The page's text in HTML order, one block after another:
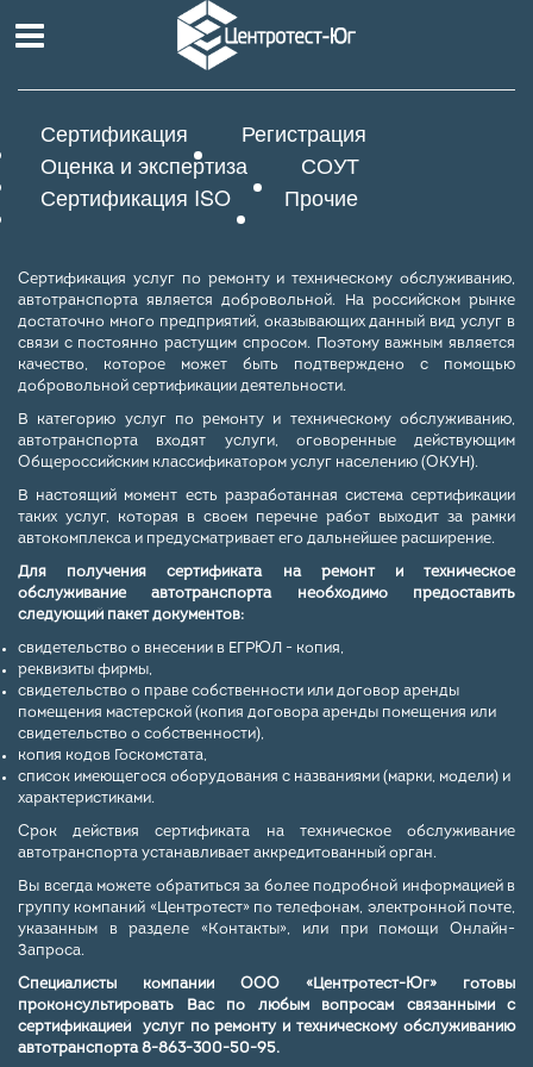
Сертификация
Регистрация
Оценка и экспертиза
СОУТ
Сертификация ISO
Прочие
Сертификация услуг по ремонту и техническому обслуживанию,
автотранспорта является добровольной. На российском рынке
достаточно много предприятий, оказывающих данный вид услуг в
связи с постоянно растущим спросом. Поэтому важным является
качество, которое может быть подтверждено с помощью
добровольной сертификации деятельности.
В категорию услуг по ремонту и техническому обслуживанию,
автотранспорта входят услуги, оговоренные действующим
Общероссийским классификатором услуг населению (ОКУН).
В настоящий момент есть разработанная система сертификации
таких услуг, которая в своем перечне работ выходит за рамки
автокомплекса и предусматривает его дальнейшее расширение.
Для получения сертификата на ремонт и техническое
обслуживание автотранспорта необходимо предоставить
следующий пакет документов:
свидетельство о внесении в ЕГРЮЛ - копия,
реквизиты фирмы,
свидетельство о праве собственности или договор аренды
помещения мастерской (копия договора аренды помещения или
свидетельство о собственности),
копия кодов Госкомстата,
список имеющегося оборудования с названиями (марки, модели) и
характеристиками.
Срок действия сертификата на техническое обслуживание
автотранспорта устанавливает аккредитованный орган.
Вы всегда можете обратиться за более подробной информацией в
группу компаний «Центротест» по телефонам, электронной почте,
указанным в разделе « Контакты», или при помощиОнлайн-
Запроса.
Специалисты компании ООО «Центротест-Юг» готовы
проконсультировать Вас по любым вопросам связанными с
сертификацией услуг по ремонту и техническому обслуживанию
автотранспорта 8-863-300-50-95.